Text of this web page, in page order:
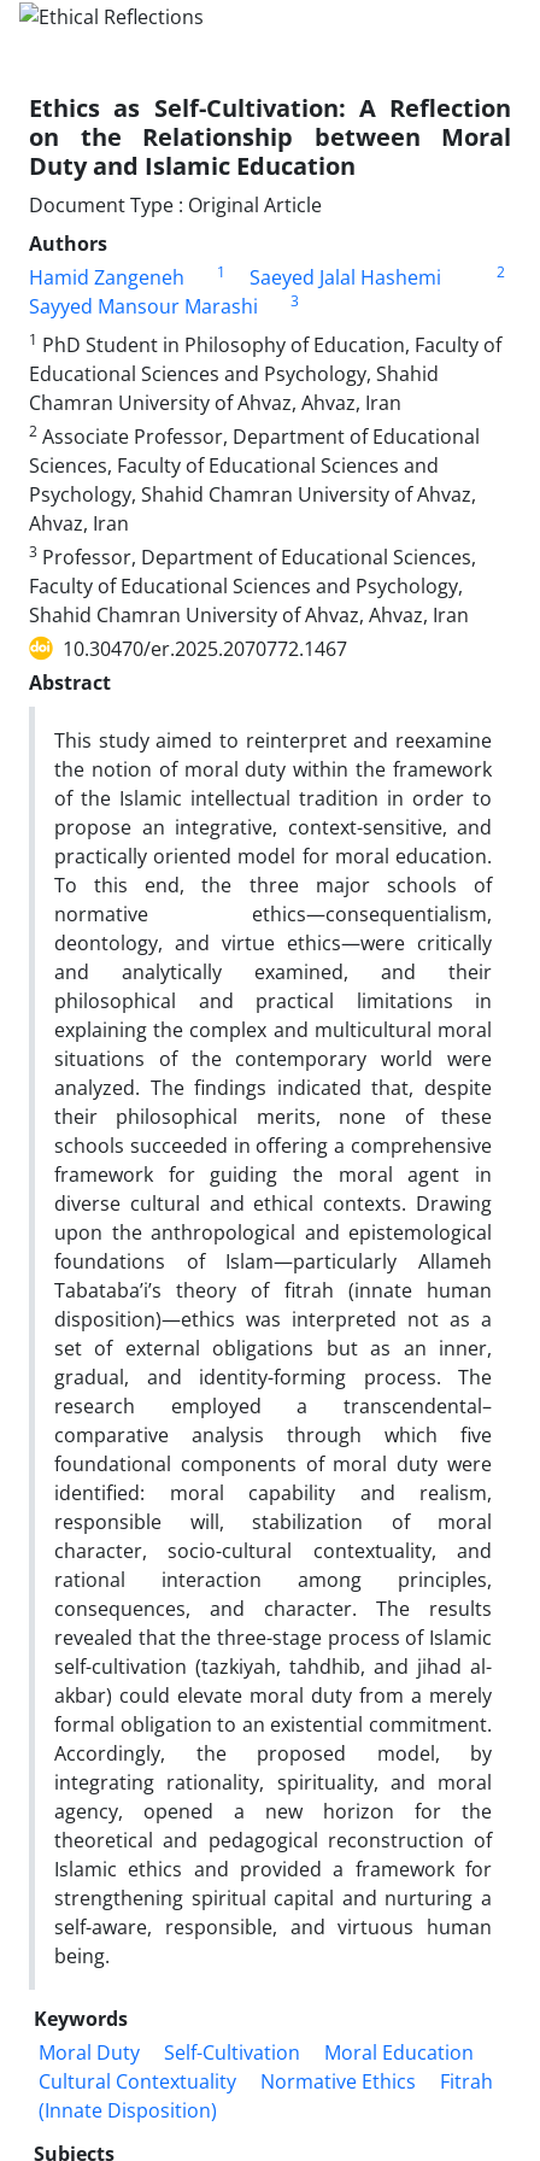
Ethics as Self-Cultivation: A Reflection
on the Relationship between Moral
Duty and Islamic Education
Document Type : Original Article
Authors
Hamid Zangeneh
1 Saeyed Jalal Hashemi 2
Sayyed Mansour Marashi
3
1 PhD Student in Philosophy of Education, Faculty of
Educational Sciences and Psychology, Shahid
Chamran University of Ahvaz, Ahvaz, Iran
2 Associate Professor, Department of Educational
Sciences, Faculty of Educational Sciences and
Psychology, Shahid Chamran University of Ahvaz,
Ahvaz, Iran
3 Professor, Department of Educational Sciences,
Faculty of Educational Sciences and Psychology,
Shahid Chamran University of Ahvaz, Ahvaz, Iran
10.30470/er.2025.2070772.1467
Abstract
This study aimed to reinterpret and reexamine
the notion of moral duty within the framework
of the Islamic intellectual tradition in order to
propose an integrative, context-sensitive, and
practically oriented model for moral education.
To this end, the three major schools of
normative ethics—consequentialism,
deontology, and virtue ethics—were critically
and analytically examined, and their
philosophical and practical limitations in
explaining the complex and multicultural moral
situations of the contemporary world were
analyzed. The findings indicated that, despite
their philosophical merits, none of these
schools succeeded in offering a comprehensive
framework for guiding the moral agent in
diverse cultural and ethical contexts. Drawing
upon the anthropological and epistemological
foundations of Islam—particularly Allameh
Tabataba’i’s theory of fitrah (innate human
disposition)—ethics was interpreted not as a
set of external obligations but as an inner,
gradual, and identity-forming process. The
research employed a transcendental–
comparative analysis through which five
foundational components of moral duty were
identified: moral capability and realism,
responsible will, stabilization of moral
character, socio-cultural contextuality, and
rational interaction among principles,
consequences, and character. The results
revealed that the three-stage process of Islamic
self-cultivation (tazkiyah, tahdhib, and jihad al-
akbar) could elevate moral duty from a merely
formal obligation to an existential commitment.
Accordingly, the proposed model, by
integrating rationality, spirituality, and moral
agency, opened a new horizon for the
theoretical and pedagogical reconstruction of
Islamic ethics and provided a framework for
strengthening spiritual capital and nurturing a
self-aware, responsible, and virtuous human
being.
Keywords
Moral Duty
Self-Cultivation
Moral Education
Cultural Contextuality
Normative Ethics
Fitrah
(Innate Disposition)
Subjects